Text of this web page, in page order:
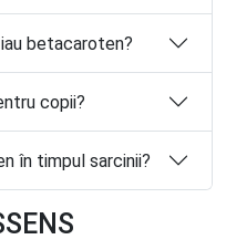
betacaroten?
copii?
în timpul sarcinii?